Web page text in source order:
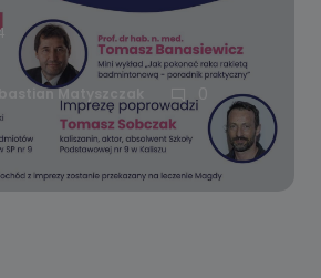
Matyszczak